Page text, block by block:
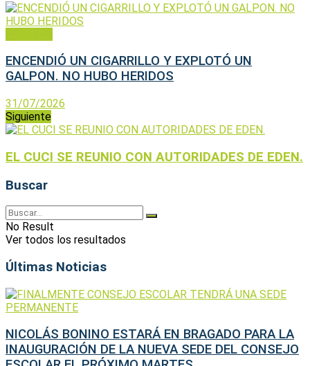
ENCENDIÓ UN CIGARRILLO Y EXPLOTÓ UN
GALPON. NO HUBO HERIDOS
31/07/2026
Siguiente
EL CUCI SE REUNIO CON AUTORIDADES DE EDEN.
Buscar
No Result
Ver todos los resultados
Últimas Noticias
NICOLÁS BONINO ESTARÁ EN BRAGADO PARA LA
INAUGURACIÓN DE LA NUEVA SEDE DEL CONSEJO